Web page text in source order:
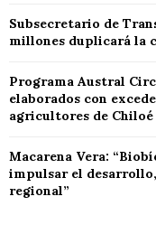
Subsecretario de
millones duplicará la
Programa Austral
elaborados con
agricultores de Chiloé
Macarena Vera:
impulsar el
regional”